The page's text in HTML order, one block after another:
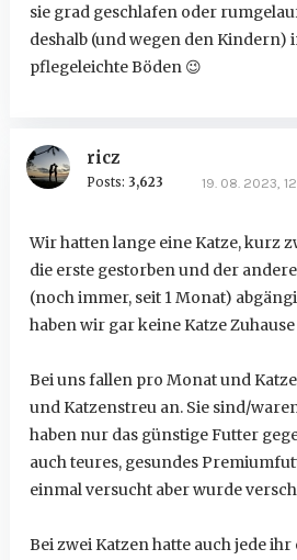
sie grad geschlafen oder
deshalb (und wegen den Kindern)
pflegeleichte Böden 😉
ricz
Posts: 3,623 19. 08. 2023,
Wir hatten lange eine Katze, kurz
die erste gestorben und der
(noch immer, seit 1 Monat)
haben wir gar keine Katze Zuhause
Bei uns fallen pro Monat und
und Katzenstreu an. Sie sind/
haben nur das günstige Futter
auch teures, gesundes
einmal versucht aber wurde
Bei zwei Katzen hatte auch jede